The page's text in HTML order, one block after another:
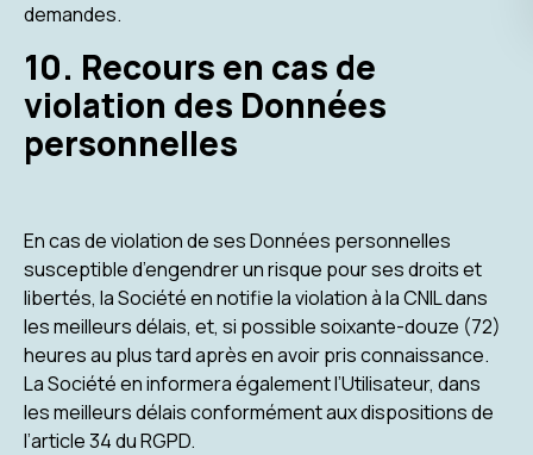
demandes.
10. Recours en cas de
violation des Données
personnelles
En cas de violation de ses Données personnelles
susceptible d’engendrer un risque pour ses droits et
libertés, la Société en notifie la violation à la CNIL dans
les meilleurs délais, et, si possible soixante-douze (72)
heures au plus tard après en avoir pris connaissance.
La Société en informera également l’Utilisateur, dans
les meilleurs délais conformément aux dispositions de
l’article 34 du RGPD.